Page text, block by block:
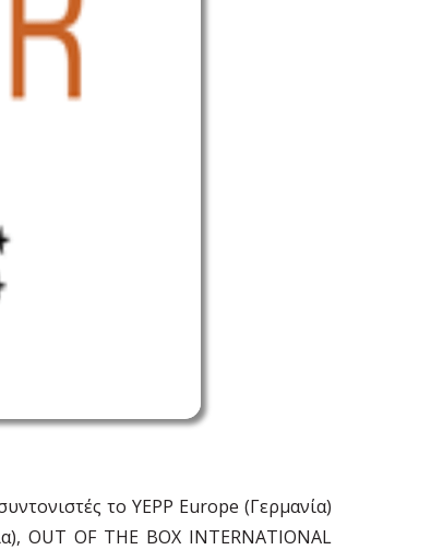
το YEPP Europe (Γερμανία)
OUT OF THE BOX INTERNATIONAL